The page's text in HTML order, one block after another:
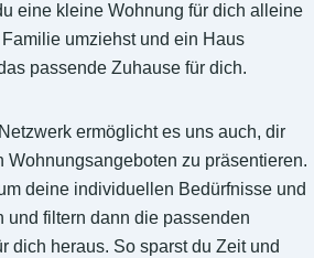
eine kleine Wohnung für dich alleine
umziehst und ein Haus
passende Zuhause für dich.
ermöglicht es uns auch, dir
Wohnungsangeboten zu präsentieren.
deine individuellen Bedürfnisse und
und filtern dann die passenden
dich heraus. So sparst du Zeit und